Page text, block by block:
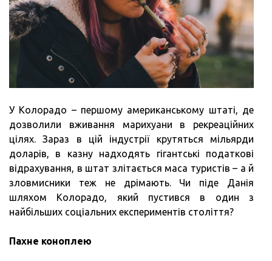
У Колорадо – першому американському штаті, де
дозволили вживання марихуани в рекреаційних
цілях. Зараз в цій індустрії крутяться мільярди
доларів, в казну надходять гігантські податкові
відрахування, в штат злітається маса туристів – а й
зловмисники теж не дрімають. Чи піде Данія
шляхом Колорадо, який пустився в один з
найбільших соціальних експериментів століття?
Пахне коноплею